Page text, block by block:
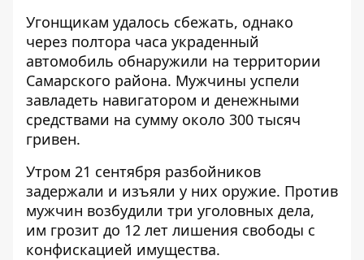
Угонщикам удалось сбежать, однако
через полтора часа украденный
автомобиль обнаружили на территории
Самарского района. Мужчины успели
завладеть навигатором и денежными
средствами на сумму около 300 тысяч
гривен.
Утром 21 сентября разбойников
задержали и изъяли у них оружие. Против
мужчин возбудили три уголовных дела,
им грозит до 12 лет лишения свободы с
конфискацией имущества.